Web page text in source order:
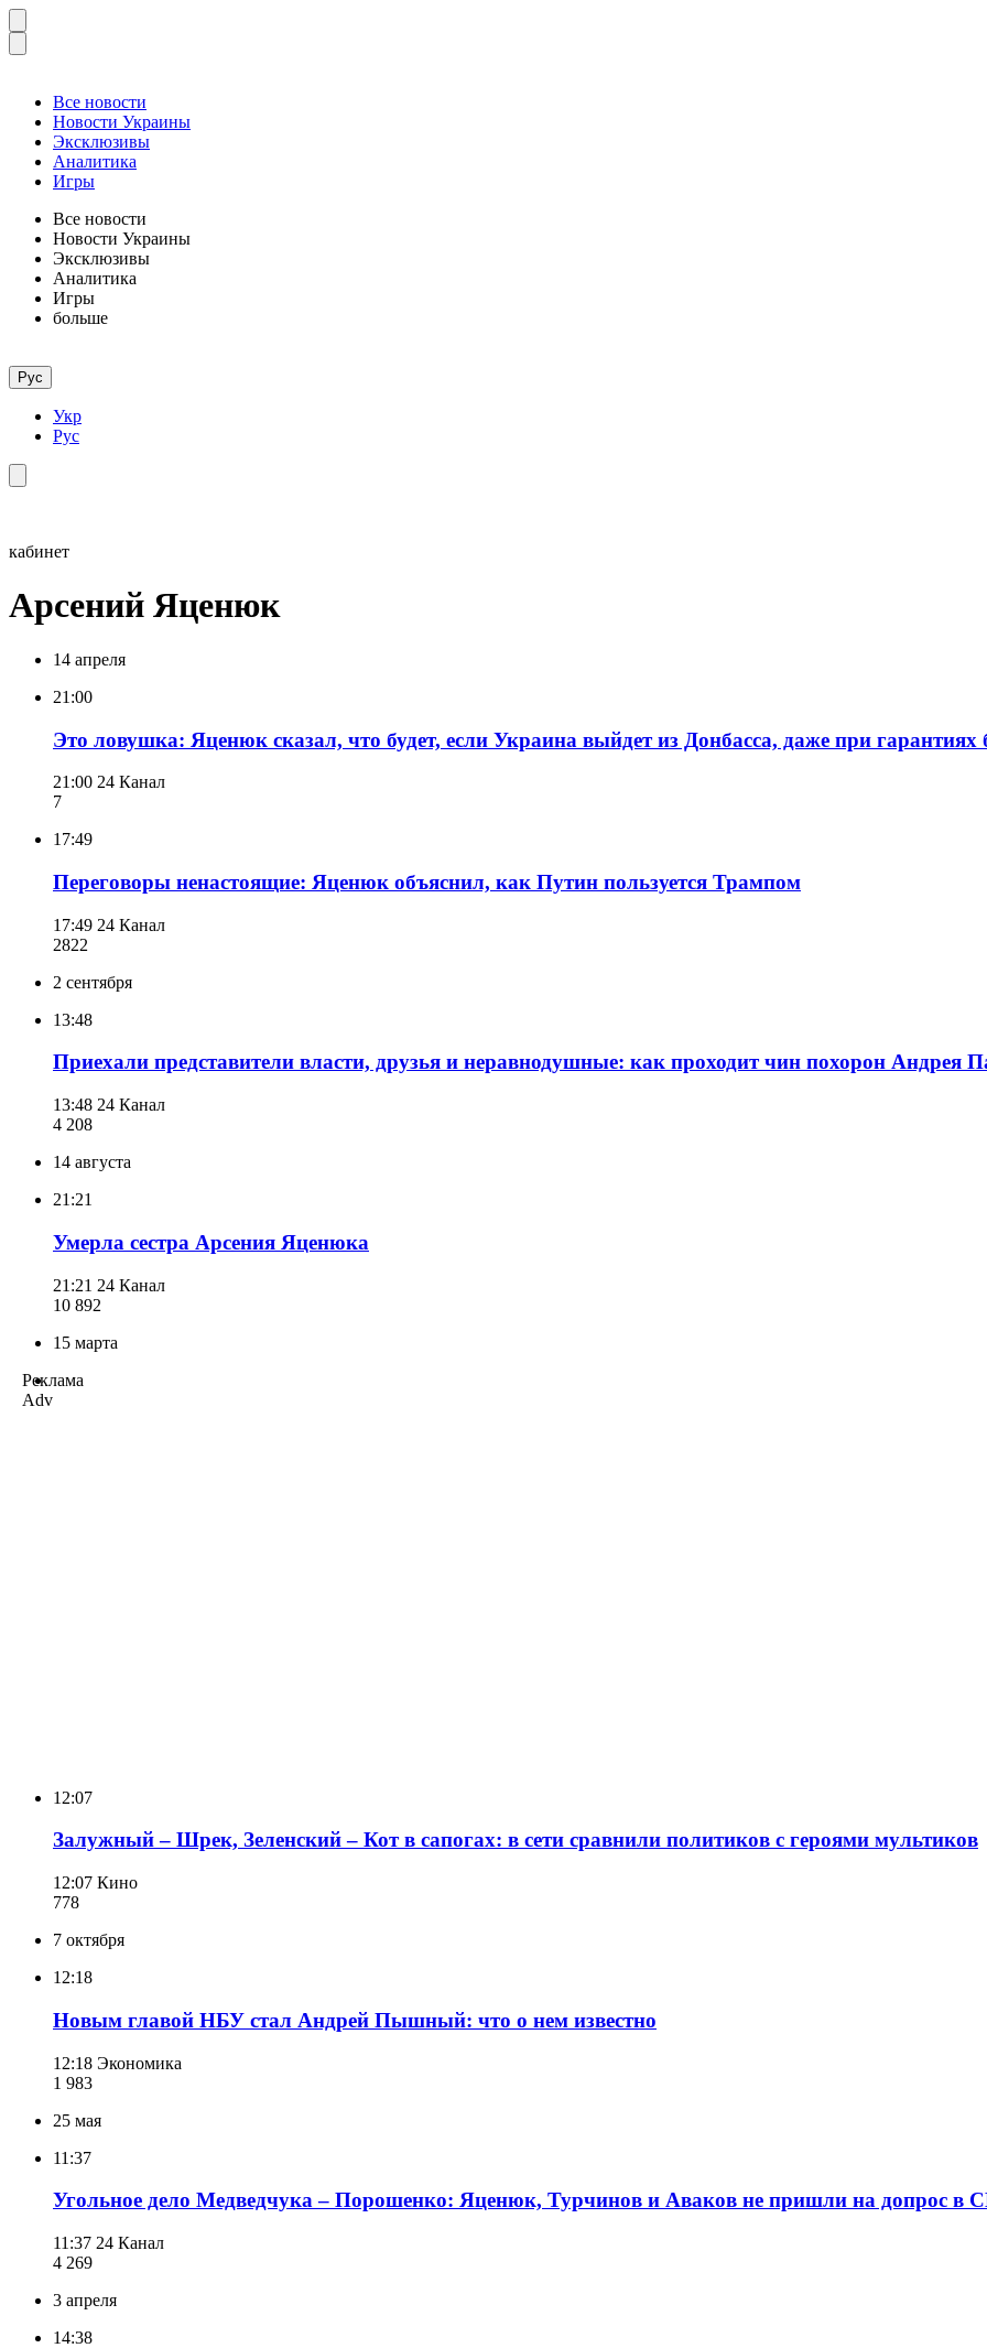
Все новости
Новости Украины
Эксклюзивы
Аналитика
Игры
Все новости
Новости Украины
Эксклюзивы
Аналитика
Игры
больше
Рус
Укр
Рус
кабинет
Арсений Яценюк
14 апреля
21:00
Это ловушка: Яценюк сказал, что будет, если Украина выйдет из Донбасса, даже при гарантиях
21:00 24 Канал
7
17:49
Переговоры ненастоящие: Яценюк объяснил, как Путин пользуется Трампом
17:49 24 Канал
2822
2 сентября
13:48
Приехали представители власти, друзья и неравнодушные: как проходит чин похорон Андрея
13:48 24 Канал
4 208
14 августа
21:21
Умерла сестра Арсения Яценюка
21:21 24 Канал
10 892
15 марта
Реклама
Adv
12:07
Залужный – Шрек, Зеленский – Кот в сапогах: в сети сравнили политиков с героями мультиков
12:07 Кино
778
7 октября
12:18
Новым главой НБУ стал Андрей Пышный: что о нем известно
12:18 Экономика
1 983
25 мая
11:37
Угольное дело Медведчука – Порошенко: Яценюк, Турчинов и Аваков не пришли на допрос в
11:37 24 Канал
4 269
3 апреля
14:38